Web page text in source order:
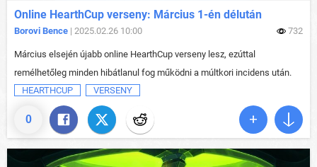
0
Online HearthCup verseny: Március 1-én délután
Borovi Bence | 2025.02.26 10:00 732
Március elsején újabb online HearthCup verseny lesz, ezúttal
remélhetőleg minden hibátlanul fog működni a múltkori incidens után.
HEARTHCUP
VERSENY